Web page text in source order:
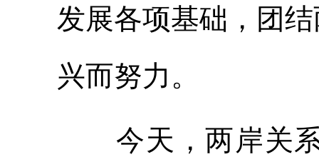
发展各项基础，团
兴而努力。
今天，两岸关系